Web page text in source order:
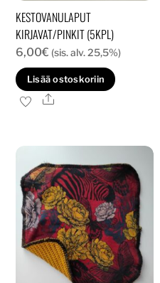
KESTOVANULAPUT
KIRJAVAT/PINKIT (5KPL)
6,00€ (sis. alv. 25,5%)
Lisää ostoskoriin
Ale